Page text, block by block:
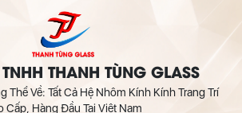
THANH TÙNG GLASS
Thể Về: Tất Cả Hệ Nhôm Kính Kính Trang Trí
Cấp, Hàng Đầu Tại Việt Nam